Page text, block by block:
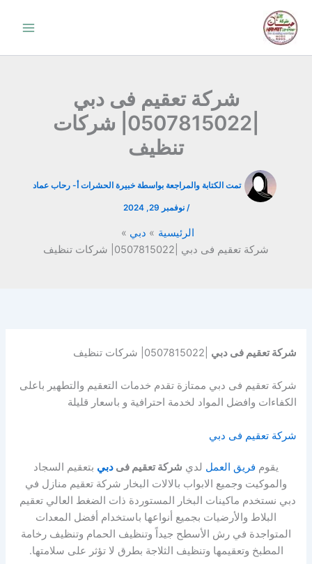
إلى
المحتوى
شركة تعقيم فى دبي
|0507815022| شركات
تنظيف
تمت الكتابة والمراجعة بواسطة خبيرة الحشرات أ- رحاب عماد
/نوفمبر 29, 2024
الرئيسية
دبي
شركة تعقيم فى دبي |0507815022| شركات تنظيف
شركة تعقيم فى دبي
شركة تعقيم فى دبي ممتازة تقدم خدمات التعقيم والتطهير باعلى
الكفاءات وافضل المواد لخدمة احترافية و باسعار قليلة
شركة تعقيم فى دبي
يقوم فريق العمل لدي شركة تعقيم فى دبي بتعقيم السجاد
والموكيت وجميع الابواب بالالات البخار شركة تعقيم منازل في
دبي نستخدم ماكينات البخار المستوردة ذات الضغط العالي تعقيم
البلاط والأرضيات بجميع أنواعها باستخدام أفضل المعدات
المتواجدة في رش الأسطح جيداً وتنظيف الحمام وتنظيف رخامة
المطبخ وتعقيمها وتنظيف الثلاجة بطرق لا تؤثر على سلامتها.